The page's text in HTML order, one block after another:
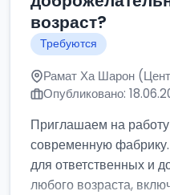
возраст?
Требуются
Рамат Ха Шарон
Опубликовано:
Приглашаем на
современную
для ответственных и
любого возраста,